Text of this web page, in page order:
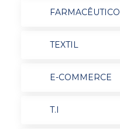
FARMACÊUTICO
TEXTIL
E-COMMERCE
T.I